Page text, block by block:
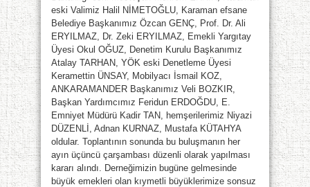
eski Valimiz Halil NİMETOĞLU, Karaman efsane
Belediye Başkanımız Özcan GENÇ, Prof. Dr. Ali
ERYILMAZ, Dr. Zeki ERYILMAZ, Emekli Yargıtay
Üyesi Okul OĞUZ, Denetim Kurulu Başkanımız
Atalay TARHAN, YÖK eski Denetleme Üyesi
Keramettin ÜNSAY, Mobilyacı İsmail KOZ,
ANKARAMANDER Başkanımız Veli BOZKIR,
Başkan Yardımcımız Feridun ERDOĞDU, E.
Emniyet Müdürü Kadir TAN, hemşerilerimiz Niyazi
DÜZENLİ, Adnan KURNAZ, Mustafa KÜTAHYA
oldular. Toplantının sonunda bu buluşmanın her
ayın üçüncü çarşambası düzenli olarak yapılması
kararı alındı. Derneğimizin bugüne gelmesinde
büyük emekleri olan kıymetli büyüklerimize sonsuz